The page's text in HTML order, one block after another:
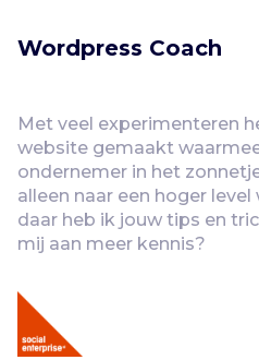
Wordpress Coach
Met veel experimenteren
website gemaakt
ondernemer in het
alleen naar een hoger
daar heb ik jouw tips en
mij aan meer kennis?